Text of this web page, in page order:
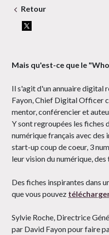
Retour
Mais qu'est-ce que le
Il s'agit d'un annuaire digital
Fayon, Chief Digital Officer
mentor, conférencier et
Y sont regroupées les fiches
numérique français avec
start-up coup de coeur, 3
leur vision du numérique,
Des fiches inspirantes dans
que vous pouvez
Sylvie Roche, Directrice
par David Fayon pour faire